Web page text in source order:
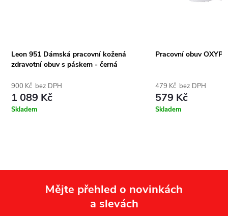
Leon 951 Dámská pracovní kožená
zdravotní obuv s páskem - černá
900 Kč bez DPH
1 089 Kč
Skladem
Pracovní obuv
479 Kč bez DPH
579 Kč
Skladem
Mějte přehled o novinkách
a slevách